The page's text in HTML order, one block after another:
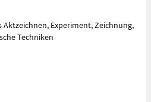
Experiment, Zeichnung,
Techniken